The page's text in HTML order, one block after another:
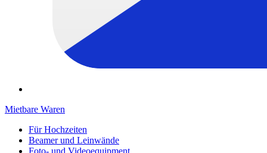
Mietbare Waren
Für Hochzeiten
Beamer und Leinwände
Foto- und Videoequipment